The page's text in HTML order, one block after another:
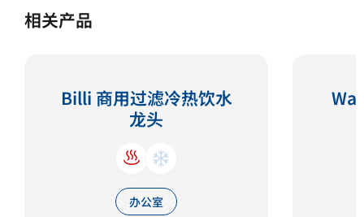
相关产品
Billi 商用过滤冷热饮水
龙头
办公室